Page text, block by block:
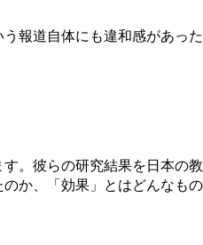
報道自体にも違和感があった
。彼らの研究結果を日本の教
か、「効果」とはどんなもの